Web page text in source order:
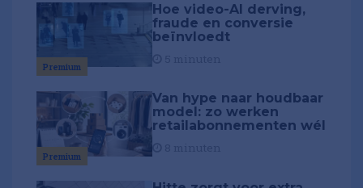
Premium
Hoe video-AI derving,
fraude en conversie
beïnvloedt
Premium
Van hype naar houdbaar
model: zo werken
retailabonnementen wél